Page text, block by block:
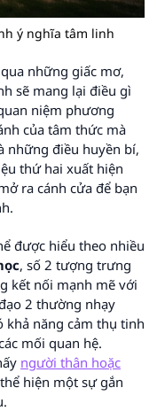
ý nghĩa tâm linh
những giấc mơ,
sẽ mang lại điều gì
niệm phương
của tâm thức mà
những điều huyền bí,
thứ hai xuất hiện
ra cánh cửa để bạn
được hiểu theo nhiều
, số 2 tượng trưng
kết nối mạnh mẽ với
2 thường nhạy
năng cảm thụ tinh
mối quan hệ.
người thân hoặc
hiện một sự gắn